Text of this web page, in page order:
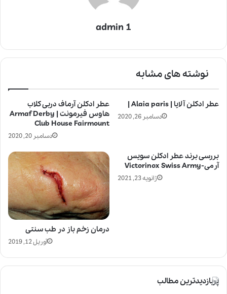
admin 1
نوشته های مشابه
عطر ادکلن آرماف دربی کلاب
هاوس فیرمونت | Armaf Derby
Club House Fairmount
دسامبر 20, 2020
عطر ادکلن آلایا | Alaia paris |
دسامبر 26, 2020
درمان زخم باز در طب سنتی
آوریل 12, 2019
بررسی برند عطر ادکلن سویس
آرمی-Victorinox Swiss Army
ژانویه 23, 2021
پربازدیدترین مطالب